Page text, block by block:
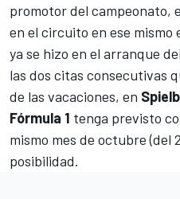
promotor del campeonato,
en el circuito en ese mismo
ya se hizo en el arranque
las dos citas consecutivas
de las vacaciones, en
Fórmula 1 tenga previsto
mismo mes de octubre (del
posibilidad.